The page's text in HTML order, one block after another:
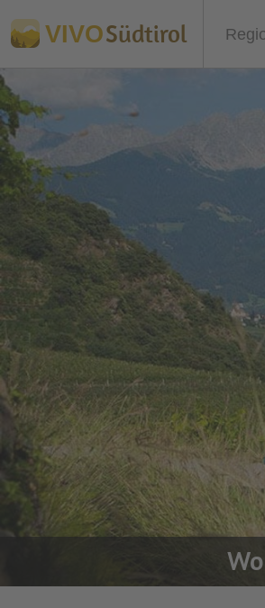
VIVOSüdtirol